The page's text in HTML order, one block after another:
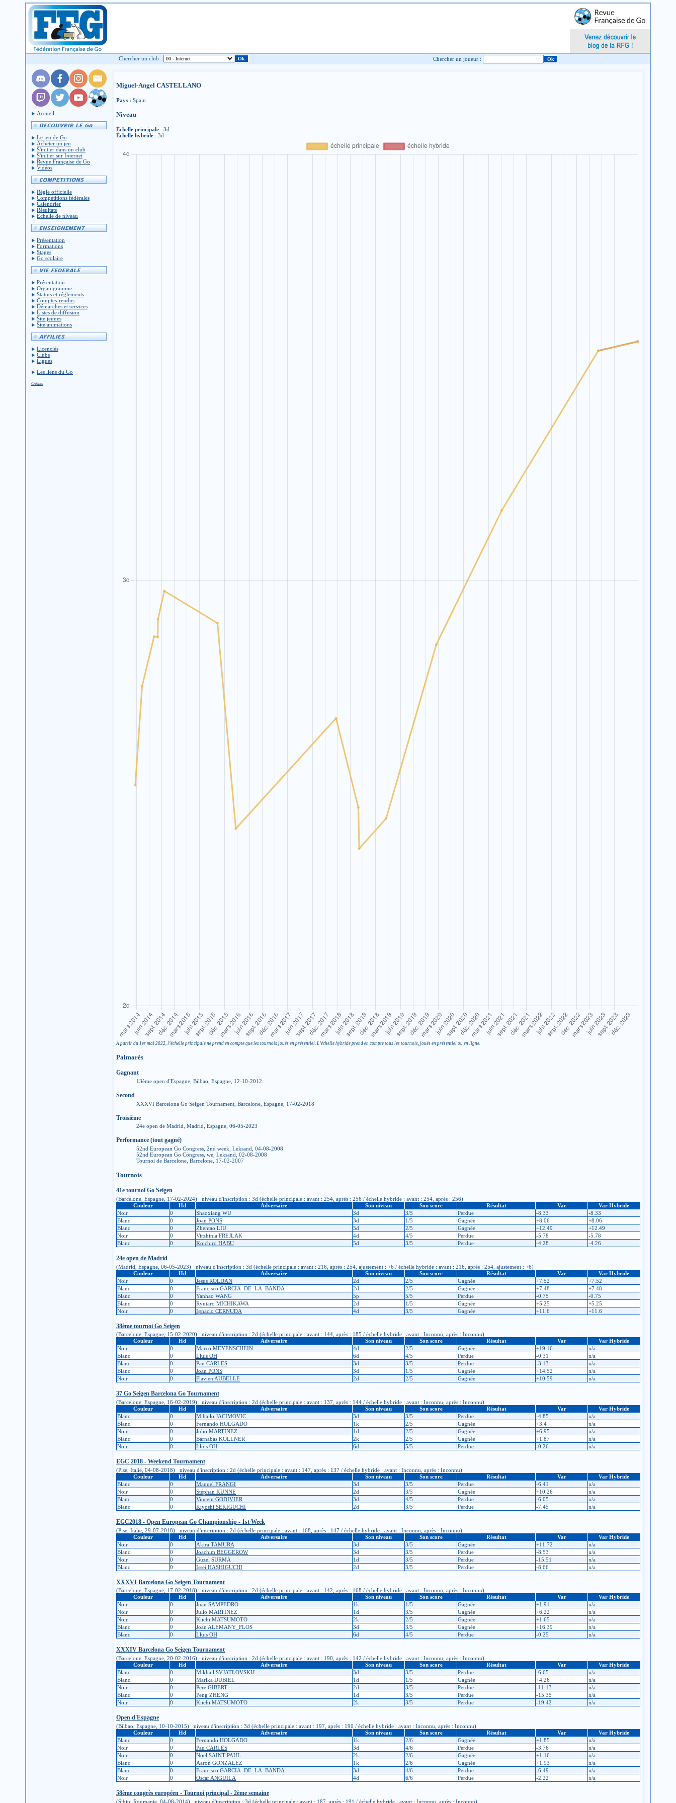
Chercher un club : Chercher un joueur :
Accueil
Le jeu de Go
Acheter un jeu
S'initier dans un club
S'initier sur Internet
Revue Française de Go
Vidéos
Règle officielle
Compétitions fédérales
Calendrier
Résultats
Échelle de niveau
Présentation
Formations
Stages
Go scolaire
Présentation
Organigramme
Statuts et réglements
Comptes-rendus
Démarches et services
Listes de diffusion
Site jeunes
Site animations
Licenciés
Clubs
Ligues
Les liens du Go
Crédits
Miguel-Angel CASTELLANO
Pays : Spain
Niveau
Échelle principale : 3d
Échelle hybride : 3d
À partir du 1er mai 2022, l’échelle principale ne prend en compte que les tournois joués en présentiel. L’échelle hybride prend en compte tous les tournois, joués en présentiel ou en ligne.
Palmarès
Gagnant
13ème open d'Espagne, Bilbao, Espagne, 12-10-2012
Second
XXXVI Barcelona Go Seigen Tournament, Barcelone, Espagne, 17-02-2018
Troisième
24e open de Madrid, Madrid, Espagne, 06-05-2023
Performance (tout gagné)
52nd European Go Congress, 2nd week, Leksand, 04-08-2008
52nd European Go Congress, we, Leksand, 02-08-2008
Tournoi de Barcelone, Barcelone, 17-02-2007
Tournois
41e tournoi Go Seigen
(Barcelone, Espagne, 17-02-2024) niveau d'inscription : 3d (échelle principale : avant : 254, après : 256 / échelle hybride : avant : 254, après : 256)
Couleur
Hd Adversaire Son niveau Son score Résultat Var
Var Hybride
Noir
0 Shaoxiang WU 3d 3/5 Perdue -8.33
-8.33
Blanc
0 Joan PONS 3d 1/5 Gagnée +8.06
+8.06
Blanc
0 Zhentao LIU 5d 2/5 Gagnée +12.49
+12.49
Noir
0 Virzhinia FREJLAK 4d 4/5 Perdue -5.78
-5.78
Blanc
0 Koichiro HABU 5d 3/5 Perdue -4.28 -4.26
24e open de Madrid
(Madrid, Espagne, 06-05-2023) niveau d'inscription : 3d (échelle principale : avant : 216, après : 254, ajustement : +6 / échelle hybride : avant : 216, après : 254, ajustement : +6)
Couleur
Hd Adversaire Son niveau Son score Résultat Var
Var Hybride
Noir
0 Jesus ROLDAN 2d 2/5 Gagnée +7.52
+7.52
Blanc
0 Francisco GARCIA_DE_LA_BANDA 2d 2/5 Gagnée +7.48
+7.48
Blanc
0 Yanhao WANG 5p 5/5 Perdue -0.75
-0.75
Blanc
0 Ryutaro MICHIKAWA 2d 1/5 Gagnée +5.25
+5.25
Noir
0 Ignacio CERNUDA 4d 3/5 Gagnée +11.6 +11.6
38ème tournoi Go Seigen
(Barcelone, Espagne, 15-02-2020) niveau d'inscription : 2d (échelle principale : avant : 144, après : 185 / échelle hybride : avant : Inconnu, après : Inconnu)
Couleur
Hd Adversaire Son niveau Son score Résultat Var
Var Hybride
Noir
0 Marco MEYENSCHEIN 4d 2/5 Gagnée +19.16
n/a
Blanc
0 Lluis OH 6d 4/5 Perdue -0.31
n/a
Blanc
0 Pau CARLES 3d 3/5 Perdue -3.13
n/a
Blanc
0 Joan PONS 3d 1/5 Gagnée +14.52
n/a
Noir
0 Flavien AUBELLE 2d 2/5 Gagnée +10.59 n/a
37 Go Seigen Barcelona Go Tournament
(Barcelone, Espagne, 16-02-2019) niveau d'inscription : 2d (échelle principale : avant : 137, après : 144 / échelle hybride : avant : Inconnu, après : Inconnu)
Couleur
Hd Adversaire Son niveau Son score Résultat Var
Var Hybride
Blanc
0 Mihailo JACIMOVIC 3d 3/5 Perdue -4.85
n/a
Blanc
0 Fernando HOLGADO 1k 2/5 Gagnée +3.4
n/a
Noir
0 Julio MARTINEZ 1d 2/5 Gagnée +6.95
n/a
Blanc
0 Barnabas KOLLNER 2k 2/5 Gagnée +1.87
n/a
Noir
0 Lluis OH 6d 5/5 Perdue -0.26 n/a
EGC 2018 - Weekend Tournament
(Pise, Italie, 04-08-2018) niveau d'inscription : 2d (échelle principale : avant : 147, après : 137 / échelle hybride : avant : Inconnu, après : Inconnu)
Couleur
Hd Adversaire Son niveau Son score Résultat Var
Var Hybride
Blanc
0 Manuel FRANGI 3d 3/5 Perdue -6.41
n/a
Noir
0 Stéphan KUNNE 2d 3/5 Gagnée +10.26
n/a
Blanc
0 Vincent GODIVIER 3d 4/5 Perdue -6.05
n/a
Blanc
0 Kiyoshi SEKIGUCHI 2d 3/5 Perdue -7.45 n/a
EGC2018 - Open European Go Championship - 1st Week
(Pise, Italie, 29-07-2018) niveau d'inscription : 2d (échelle principale : avant : 168, après : 147 / échelle hybride : avant : Inconnu, après : Inconnu)
Couleur
Hd Adversaire Son niveau Son score Résultat Var
Var Hybride
Noir
0 Akira TAMURA 3d 3/5 Gagnée +11.72
n/a
Blanc
0 Joachim BEGGEROW 3d 3/5 Perdue -8.53
n/a
Noir
0 Guzel SURMA 1d 3/5 Perdue -15.51
n/a
Blanc
0 Issei HASHIGUCHI 2d 3/5 Perdue -8.66 n/a
XXXVI Barcelona Go Seigen Tournament
(Barcelone, Espagne, 17-02-2018) niveau d'inscription : 2d (échelle principale : avant : 142, après : 168 / échelle hybride : avant : Inconnu, après : Inconnu)
Couleur
Hd Adversaire Son niveau Son score Résultat Var
Var Hybride
Noir
0 Juan SAMPEDRO 1k 1/5 Gagnée +1.91
n/a
Noir
0 Julio MARTINEZ 1d 3/5 Gagnée +6.22
n/a
Noir
0 Kiichi MATSUMOTO 2k 2/5 Gagnée +1.65
n/a
Blanc
0 Joan ALEMANY_FLOS 3d 3/5 Gagnée +16.39
n/a
Blanc
0 Lluis OH 6d 4/5 Perdue -0.25 n/a
XXXIV Barcelona Go Seigen Tournament
(Barcelone, Espagne, 20-02-2016) niveau d'inscription : 2d (échelle principale : avant : 190, après : 142 / échelle hybride : avant : Inconnu, après : Inconnu)
Couleur
Hd Adversaire Son niveau Son score Résultat Var
Var Hybride
Blanc
0 Mikhail SVJATLOVSKIJ 3d 3/5 Perdue -6.65
n/a
Blanc
0 Marika DUBIEL 1d 1/5 Gagnée +4.26
n/a
Noir
0 Pere GIBERT 2d 3/5 Perdue -11.13
n/a
Blanc
0 Peng ZHENG 1d 3/5 Perdue -15.35
n/a
Noir
0 Kiichi MATSUMOTO 2k 3/5 Perdue -19.42 n/a
Open d'Espagne
(Bilbao, Espagne, 10-10-2015) niveau d'inscription : 3d (échelle principale : avant : 197, après : 190 / échelle hybride : avant : Inconnu, après : Inconnu)
Couleur
Hd Adversaire Son niveau Son score Résultat Var
Var Hybride
Blanc
0 Fernando HOLGADO 1k 2/6 Gagnée +1.85
n/a
Noir
0 Pau CARLES 3d 4/6 Perdue -3.76
n/a
Noir
0 Noël SAINT-PAUL 2k 2/6 Gagnée +1.16
n/a
Blanc
0 Aaron GONZALEZ 1k 2/6 Gagnée +1.93
n/a
Blanc
0 Francisco GARCIA_DE_LA_BANDA 3d 4/6 Perdue -6.49
n/a
Noir
0 Oscar ANGUILA 4d 6/6 Perdue -2.22 n/a
58ème congrès européen - Tournoi principal - 2ème semaine
(Sibiu, Roumanie, 04-08-2014) niveau d'inscription : 3d (échelle principale : avant : 187, après : 191 / échelle hybride : avant : Inconnu, après : Inconnu)